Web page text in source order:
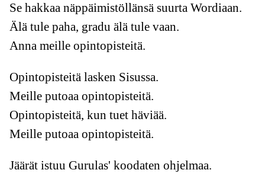
Se hakkaa näppäimistöllänsä suurta Wordiaan.
Älä tule paha, gradu älä tule vaan.
Anna meille opintopisteitä.
Opintopisteitä lasken Sisussa.
Meille putoaa opintopisteitä.
Opintopisteitä, kun tuet häviää.
Meille putoaa opintopisteitä.
Jäärät istuu Gurulas' koodaten ohjelmaa.